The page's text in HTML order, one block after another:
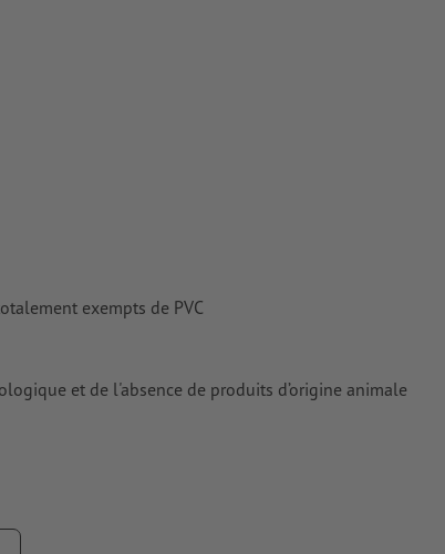
exempts de PVC
et de l'absence de produits d’origine animale